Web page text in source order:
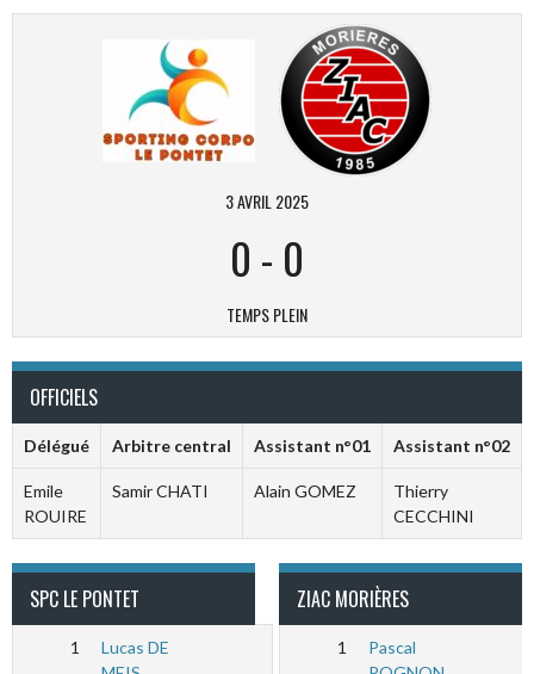
3 AVRIL 2025
0 - 0
TEMPS PLEIN
OFFICIELS
Délégué Arbitre central Assistant n°01 Assistant n°02
Emile
ROUIRE
Samir CHATI Alain GOMEZ
Thierry
CECCHINI
SPC LE PONTET
1
Lucas DE
ZIAC MORIÈRES
1
Pascal